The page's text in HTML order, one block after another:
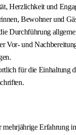
Herzlichkeit und
Bewohner und
Durchführung
Vor- und
für die Einhaltung
mehrjährige Erfahrung